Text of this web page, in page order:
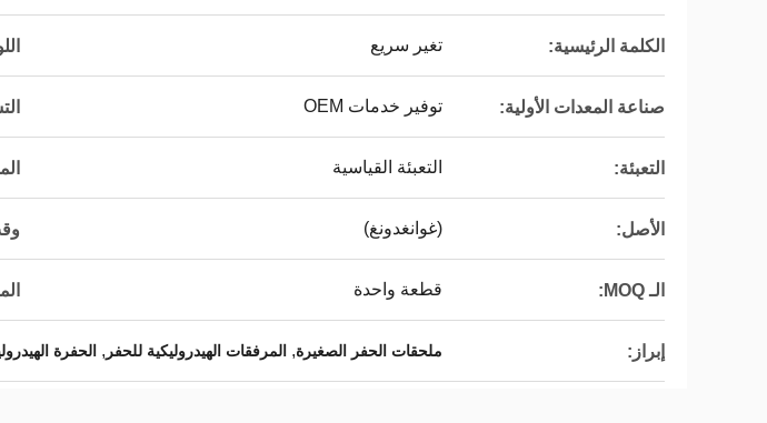
الكلمة الرئيسية: تغير سريع
صناعة المعدات الأولية: توفير خدمات OEM
التعبئة: التعبئة القياسية
الأصل: (غوانغدونغ)
الـ MOQ: قطعة واحدة
إبراز: ملحقات الحفر الصغيرة, المرفقات الهيدروليكية للحفر , الحفرة